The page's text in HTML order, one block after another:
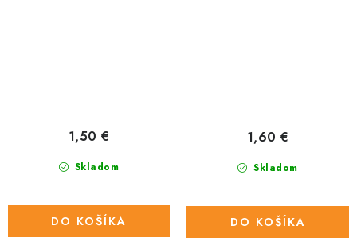
Skladom
1,50 €
DO KOŠÍKA
Skladom
1,60 €
DO KOŠÍKA